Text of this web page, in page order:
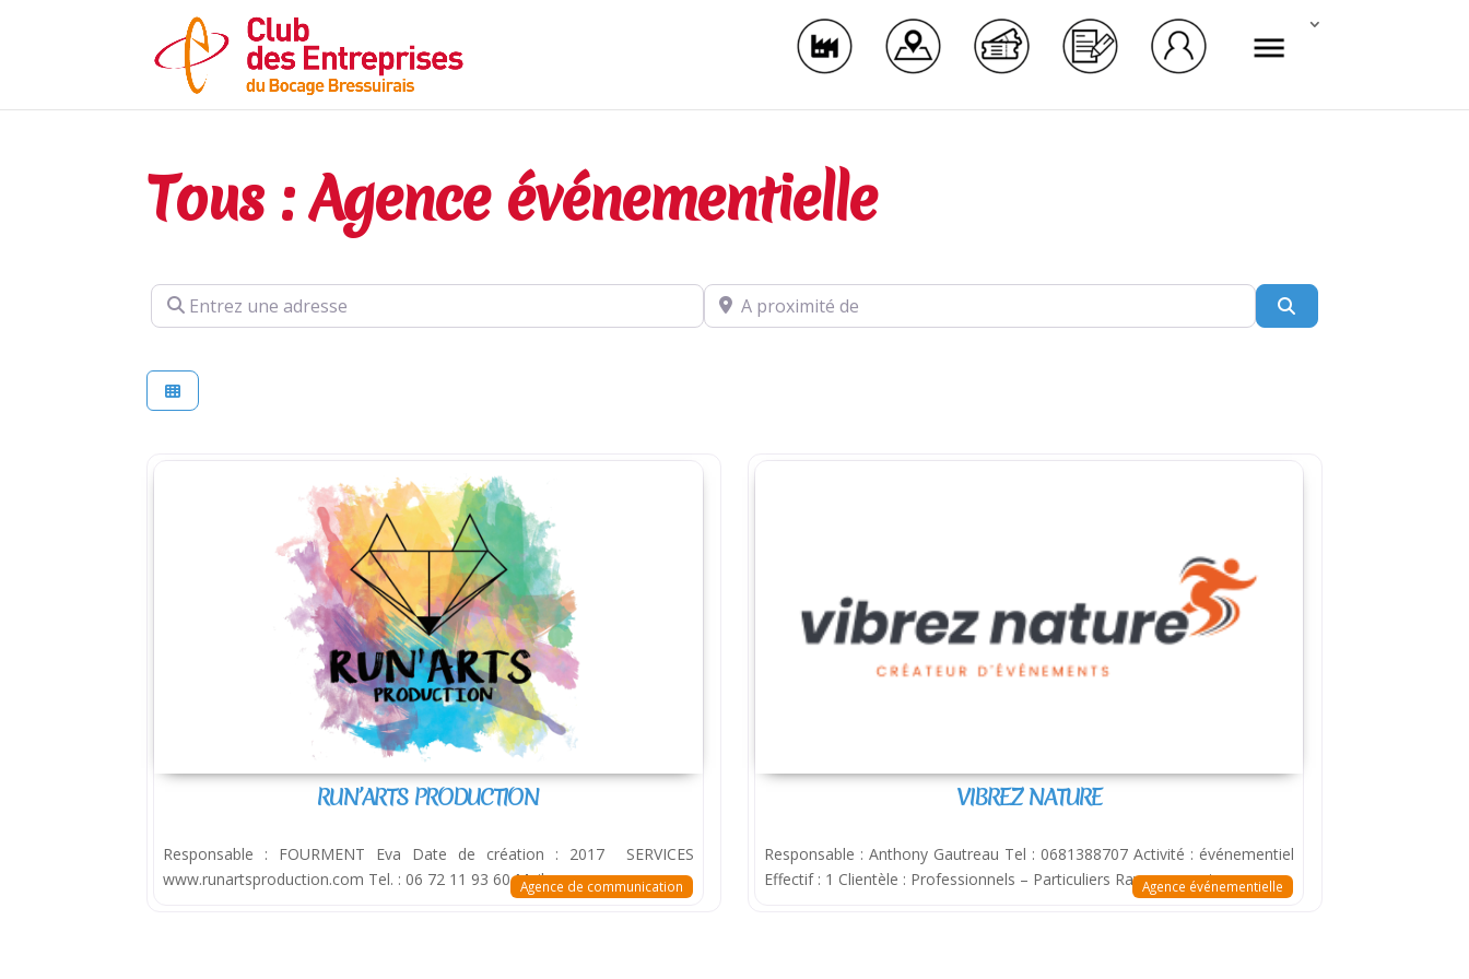
Tous : Agence événementielle
Entrez une adresse A proximité de
Agence de communication
RUN’ARTS PRODUCTION
Responsable : FOURMENT Eva Date de création : 2017 SERVICES
www.runartsproduction.com Tel. : 06 72 11 93 60 Mail. :
Agence événementielle
VIBREZ NATURE
Responsable : Anthony Gautreau Tel : 0681388707 Activité : événementiel
Effectif : 1 Clientèle : Professionnels – Particuliers Rayonnement :